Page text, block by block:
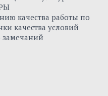
качества работы по
качества условий
замечаний